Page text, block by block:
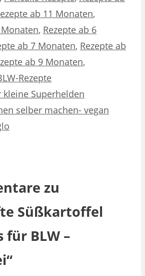
ab 11 Monaten,
, Rezepte ab 6
ab 7 Monaten, Rezepte ab
ab 9 Monaten,
Rezepte
Superhelden
selber machen- vegan
zu
Süßkartoffel
für BLW –